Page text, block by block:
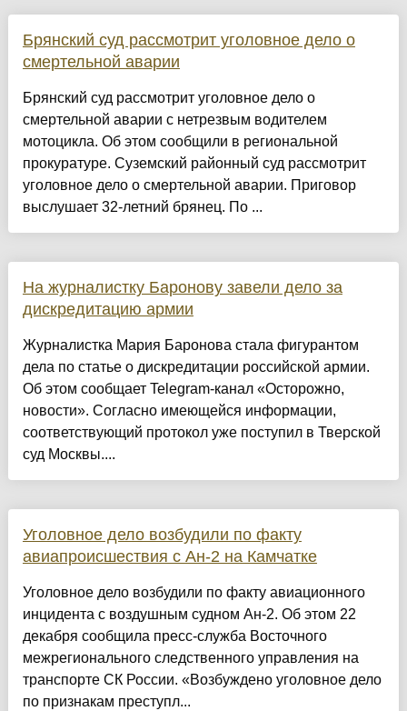
Брянский суд рассмотрит уголовное дело о
смертельной аварии
Брянский суд рассмотрит уголовное дело о
смертельной аварии с нетрезвым водителем
мотоцикла. Об этом сообщили в региональной
прокуратуре. Суземский районный суд рассмотрит
уголовное дело о смертельной аварии. Приговор
выслушает 32-летний брянец. По ...
На журналистку Баронову завели дело за
дискредитацию армии
Журналистка Мария Баронова стала фигурантом
дела по статье о дискредитации российской армии.
Об этом сообщает Telegram-канал «Осторожно,
новости». Согласно имеющейся информации,
соответствующий протокол уже поступил в Тверской
суд Москвы....
Уголовное дело возбудили по факту
авиапроисшествия с Ан-2 на Камчатке
Уголовное дело возбудили по факту авиационного
инцидента с воздушным судном Ан-2. Об этом 22
декабря сообщила пресс-служба Восточного
межрегионального следственного управления на
транспорте СК России. «Возбуждено уголовное дело
по признакам преступл...